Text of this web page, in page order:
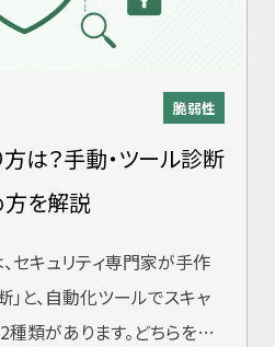
脆弱性
は？手動・ツール診断
を解説
セキュリティ専門家が手作
と、自動化ツールでスキャ
種類があります。どちらを選